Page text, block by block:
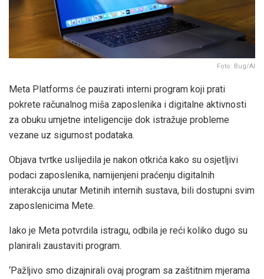
Foto: Bug/AI
Meta Platforms će pauzirati interni program koji prati
pokrete računalnog miša zaposlenika i digitalne aktivnosti
za obuku umjetne inteligencije dok istražuje probleme
vezane uz sigurnost podataka.
Objava tvrtke uslijedila je nakon otkrića kako su osjetljivi
podaci zaposlenika, namijenjeni praćenju digitalnih
interakcija unutar Metinih internih sustava, bili dostupni svim
zaposlenicima Mete.
Iako je Meta potvrdila istragu, odbila je reći koliko dugo su
planirali zaustaviti program.
‘Pažljivo smo dizajnirali ovaj program ​sa zaštitnim mjerama